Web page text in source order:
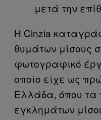
μετά την
Η Cinzia
θυμάτων μίσους
φωτογραφικό
οποίο είχε ως
Ελλάδα, όπου τα
εγκλημάτων